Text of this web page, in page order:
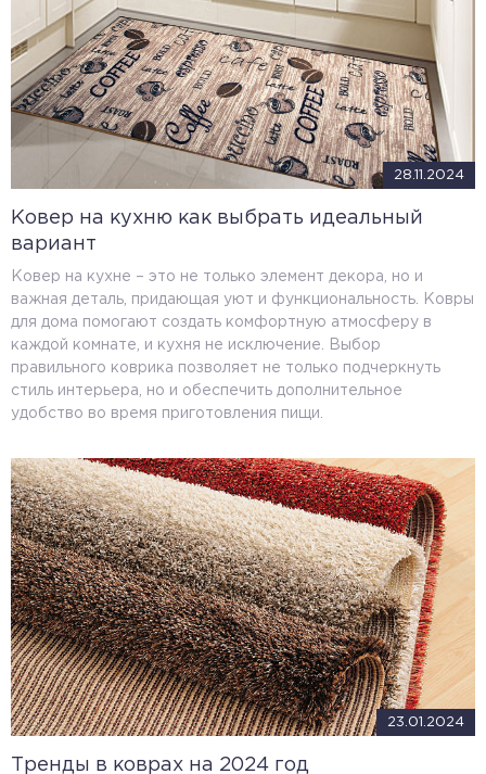
28.11.2024
Ковер на кухню как выбрать идеальный
вариант
Ковер на кухне – это не только элемент декора, но и
важная деталь, придающая уют и функциональность. Ковры
для дома помогают создать комфортную атмосферу в
каждой комнате, и кухня не исключение. Выбор
правильного коврика позволяет не только подчеркнуть
стиль интерьера, но и обеспечить дополнительное
удобство во время приготовления пищи.
23.01.2024
Тренды в коврах на 2024 год